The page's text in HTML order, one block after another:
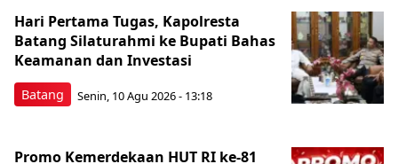
Batang
Hari Pertama Tugas, Kapolresta
Batang Silaturahmi ke Bupati Bahas
Keamanan dan Investasi
Senin, 10 Agu 2026 - 13:18
Promo Kemerdekaan HUT RI ke-81